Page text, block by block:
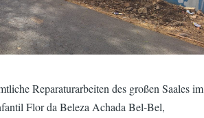
Reparaturarbeiten des großen Saales im
Flor da Beleza Achada Bel-Bel,